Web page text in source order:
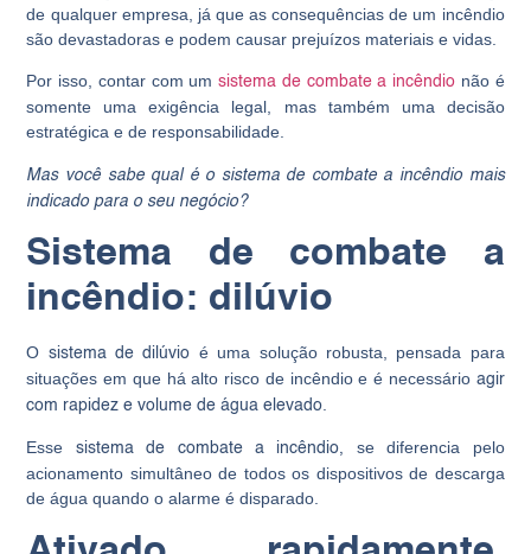
de qualquer empresa, já que as consequências de um incêndio
são devastadoras e podem causar prejuízos materiais e vidas.
Por isso, contar com umsistema de combate a incêndio não é
somente uma exigência legal, mas também uma decisão
estratégica e de responsabilidade.
Mas você sabe qual é o sistema de combate a incêndiomais
indicado para o seu negócio?
Sistema de combate a
incêndio: dilúvio
O sistema de dilúvio é uma solução robusta, pensada para
situações em que há alto risco de incêndio e é necessário agir
com rapidez e volume de água elevado
Esse sistema de combate a incêndio,
se diferencia pelo
acionamento simultâneo de todos os dispositivos de descarga
de água quando o alarme é disparado.